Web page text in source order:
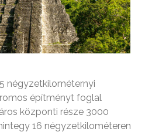
négyzetkilométernyi
építményt foglal
központi része 3000
16 négyzetkilométeren